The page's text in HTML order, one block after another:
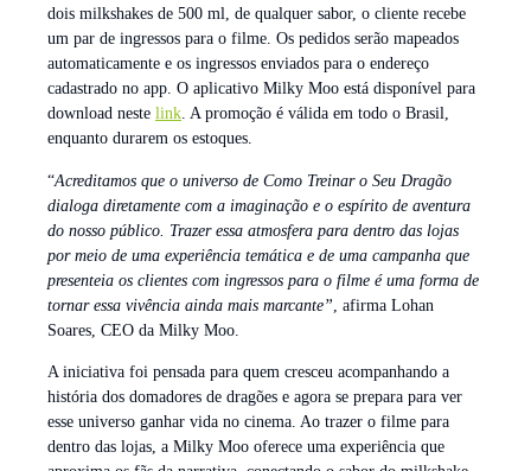
dois milkshakes de 500 ml, de qualquer sabor, o cliente recebe
um par de ingressos para o filme. Os pedidos serão mapeados
automaticamente e os ingressos enviados para o endereço
cadastrado no app. O aplicativo Milky Moo está disponível para
download neste link. A promoção é válida em todo o Brasil,
enquanto durarem os estoques.
“Acreditamos que o universo de Como Treinar o Seu Dragão
dialoga diretamente com a imaginação e o espírito de aventura
do nosso público. Trazer essa atmosfera para dentro das lojas
por meio de uma experiência temática e de uma campanha que
presenteia os clientes com ingressos para o filme é uma forma de
tornar essa vivência ainda mais marcante” , afirma Lohan
Soares, CEO da Milky Moo.
A iniciativa foi pensada para quem cresceu acompanhando a
história dos domadores de dragões e agora se prepara para ver
esse universo ganhar vida no cinema. Ao trazer o filme para
dentro das lojas, a Milky Moo oferece uma experiência que